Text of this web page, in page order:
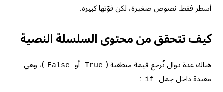
أسطر فقط. نصوص صغيرة، لكن قوّتها كبيرة.
كيف تتحقق من محتوى السلسلة النصية
هناك عدة دوال تُرجع قيمة منطقية ( True أو False )، وهي
مفيدة داخل جمل
if
: